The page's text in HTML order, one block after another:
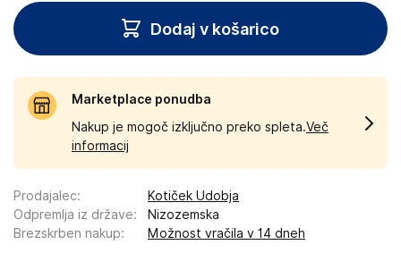
Dodaj v košarico
Marketplace ponudba
Nakup je mogoč izključno preko spleta.Več
informacij
Prodajalec:
Kotiček Udobja
Odpremlja iz države:
Nizozemska
Brezskrben nakup: Možnost vračila v 14 dneh